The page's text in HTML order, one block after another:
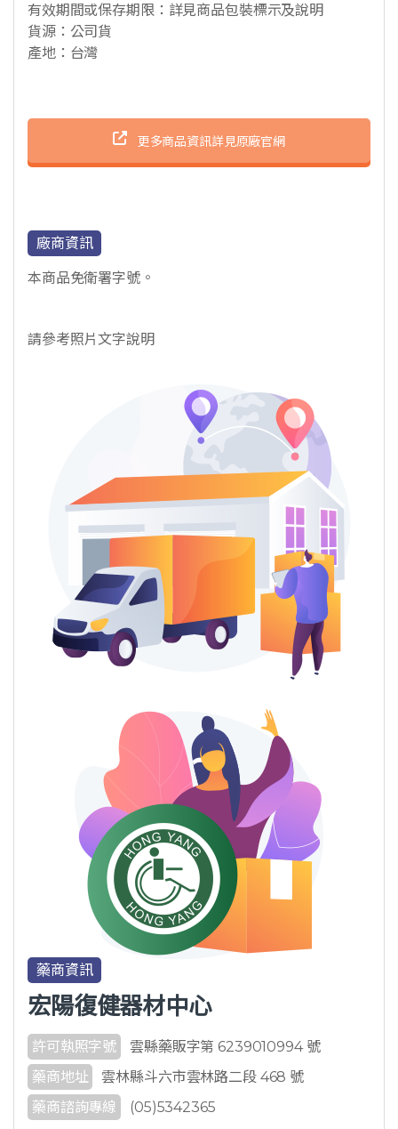
有效期間或保存期限：詳見商品包裝標示及說明
貨源：公司貨
產地：台灣
更多商品資訊詳見原廠官網
廠商資訊
本商品免衛署字號。
請參考照片文字說明
藥商資訊
宏陽復健器材中心
許可執照字號
雲縣藥販字第 6239010994 號
藥商地址
雲林縣斗六市雲林路二段 468 號
藥商諮詢專線
(05)5342365